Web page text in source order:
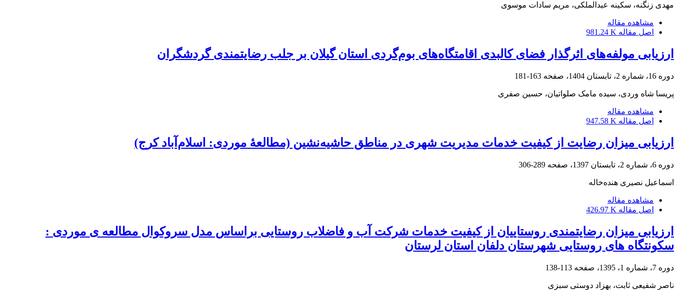
مهدی زنگنه، سکینه عبدالملکی، مریم سادات موسوی
مشاهده مقاله
اصل مقاله 981.24 K
ارزیابی مولفه‌های اثرگذار فضای کالبدی اقامتگاه‌های بوم‌گردی استان گیلان بر جلب رضایتمندی گردشگران
دوره 16، شماره 2، تابستان 1404، صفحه 163-181
پریسا شاه وردی، سیده مامک صلواتیان، حسین صفری
مشاهده مقاله
اصل مقاله 947.58 K
ارزیابی میزان رضایت از کیفیت خدمات مدیریت شهری در مناطق حاشیه‌نشین (مطالعۀ موردی: اسلام‌آباد کرج)
دوره 6، شماره 2، تابستان 1397، صفحه 289-306
اسماعیل نصیری هنده‌‌خاله
مشاهده مقاله
اصل مقاله 426.97 K
ارزیابی میزان رضایتمندی روستاییان از کیفیت خدمات شرکت آب و فاضلاب روستایی براساس مدل سروکوال مطالعه ی موردی :
سکونتگاه های روستایی شهرستان دلفان استان لرستان
دوره 7، شماره 1، 1395، صفحه 113-138
ناصر شفیعی ثابت، بهزاد دوستی سبزی